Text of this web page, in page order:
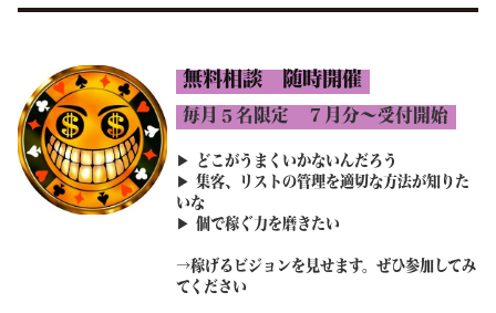
無料相談 随時開催
毎月５名限定 ７月分〜受付開始
▶︎ どこがうまくいかないんだろう
▶︎ 集客、リストの管理を適切な方法が知りた
いな
▶︎ 個で稼ぐ力を磨きたい
→稼げるビジョンを見せます。ぜひ参加してみ
てください